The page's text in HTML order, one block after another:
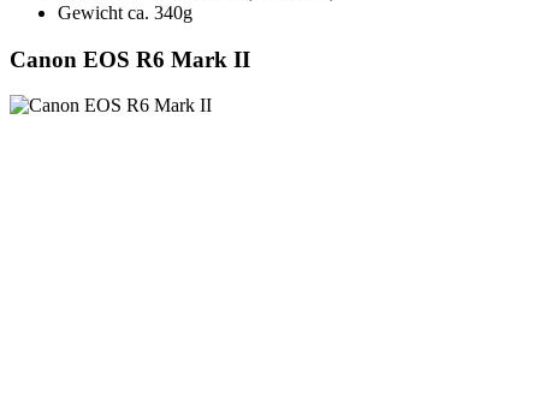
Gewicht ca. 340g
Canon EOS R6 Mark II